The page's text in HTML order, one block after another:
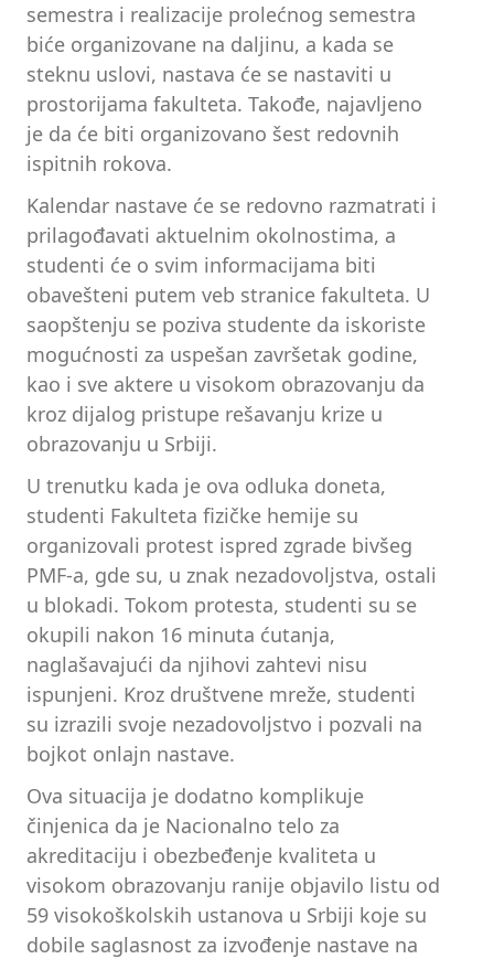
semestra i realizacije prolećnog semestra
biće organizovane na daljinu, a kada se
steknu uslovi, nastava će se nastaviti u
prostorijama fakulteta. Takođe, najavljeno
je da će biti organizovano šest redovnih
ispitnih rokova.
Kalendar nastave će se redovno razmatrati i
prilagođavati aktuelnim okolnostima, a
studenti će o svim informacijama biti
obavešteni putem veb stranice fakulteta. U
saopštenju se poziva studente da iskoriste
mogućnosti za uspešan završetak godine,
kao i sve aktere u visokom obrazovanju da
kroz dijalog pristupe rešavanju krize u
obrazovanju u Srbiji.
U trenutku kada je ova odluka doneta,
studenti Fakulteta fizičke hemije su
organizovali protest ispred zgrade bivšeg
PMF-a, gde su, u znak nezadovoljstva, ostali
u blokadi. Tokom protesta, studenti su se
okupili nakon 16 minuta ćutanja,
naglašavajući da njihovi zahtevi nisu
ispunjeni. Kroz društvene mreže, studenti
su izrazili svoje nezadovoljstvo i pozvali na
bojkot onlajn nastave.
Ova situacija je dodatno komplikuje
činjenica da je Nacionalno telo za
akreditaciju i obezbeđenje kvaliteta u
visokom obrazovanju ranije objavilo listu od
59 visokoškolskih ustanova u Srbiji koje su
dobile saglasnost za izvođenje nastave na